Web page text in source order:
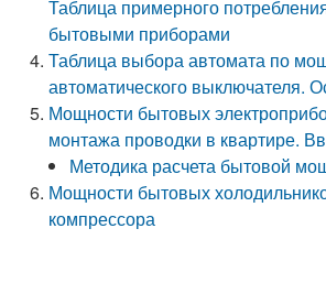
Таблица примерного
бытовыми приборами
Таблица выбора автомата по
автоматического выключателя.
Мощности бытовых
монтажа проводки в квартире.
Методика расчета бытовой
Мощности бытовых
компрессора